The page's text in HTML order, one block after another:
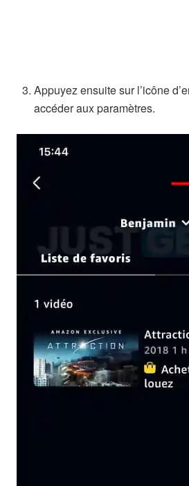
Appuyez ensuite sur l’icône
accéder aux paramètres.